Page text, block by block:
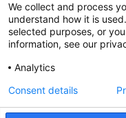
FAQ
FDP in the News
Partners
We collect and process
understand how it is
selected purposes, or
information, see our
Analytics
Consent details